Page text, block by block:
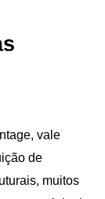
vale
de
muitos